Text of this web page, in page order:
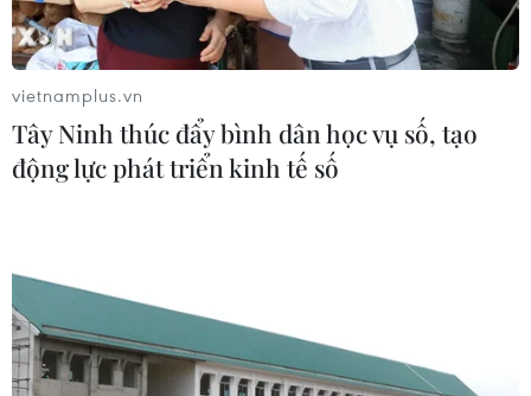
vietnamplus.vn
Tây Ninh thúc đẩy bình dân học vụ số, tạo
động lực phát triển kinh tế số